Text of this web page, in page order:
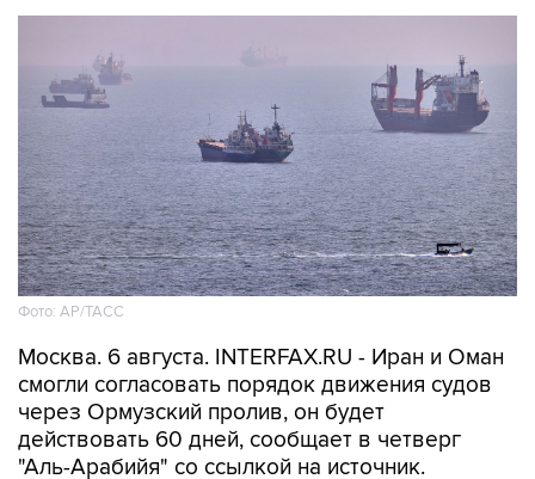
Фото: AP/ТАСС
Москва. 6 августа. INTERFAX.RU - Иран и Оман
смогли согласовать порядок движения судов
через Ормузский пролив, он будет
действовать 60 дней, сообщает в четверг
"Аль-Арабийя" со ссылкой на источник.